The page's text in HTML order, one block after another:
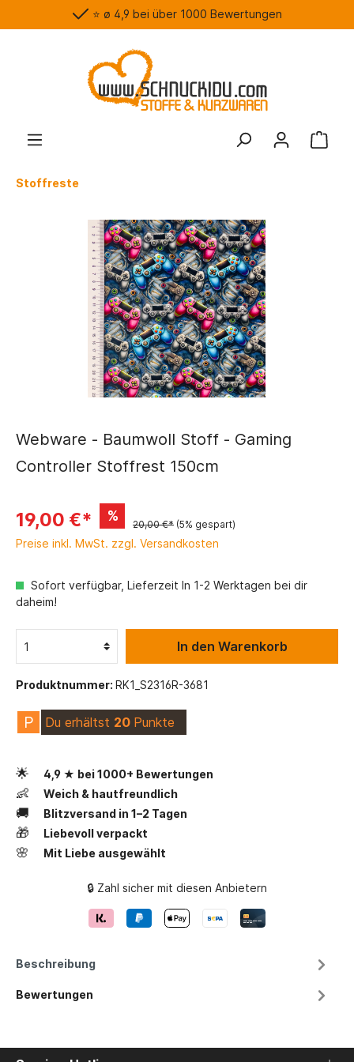
⭐️ ø 4,9 bei über 1000 Bewertungen
Stoffreste
Webware - Baumwoll Stoff - Gaming
Controller Stoffrest 150cm
19,00 €* %
20,00 €* (5% gespart)
Preise inkl. MwSt. zzgl. Versandkosten
Sofort verfügbar, Lieferzeit In 1-2 Werktagen bei dir
daheim!
In den Warenkorb
Produktnummer: RK1_S2316R-3681
P Du erhältst 20 Punkte
🌟 4,9 ★ bei 1000+ Bewertungen
👶 Weich & hautfreundlich
🚚 Blitzversand in 1–2 Tagen
🎁 Liebevoll verpackt
🌸 Mit Liebe ausgewählt
🔒 Zahl sicher mit diesen Anbietern
Beschreibung
Bewertungen